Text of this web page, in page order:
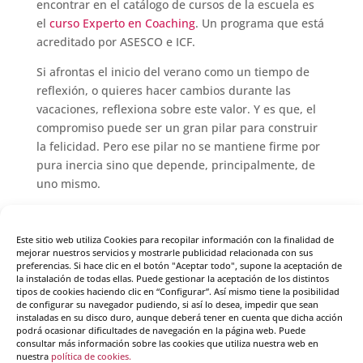
Este sitio web utiliza Cookies para recopilar información con la finalidad de
mejorar nuestros servicios y mostrarle publicidad relacionada con sus
preferencias. Si hace clic en el botón "Aceptar todo", supone la aceptación de
la instalación de todas ellas. Puede gestionar la aceptación de los distintos
tipos de cookies haciendo clic en “Configurar”. Así mismo tiene la posibilidad
de configurar su navegador pudiendo, si así lo desea, impedir que sean
instaladas en su disco duro, aunque deberá tener en cuenta que dicha acción
podrá ocasionar dificultades de navegación en la página web. Puede
consultar más información sobre las cookies que utiliza nuestra web en
nuestra política de cookies.
encontrar en el catálogo de cursos de la escuela es
el curso Experto en Coaching. Un programa que está
acreditado por ASESCO e ICF.
Si afrontas el inicio del verano como un tiempo de
reflexión, o quieres hacer cambios durante las
vacaciones, reflexiona sobre este valor. Y es que, el
compromiso puede ser un gran pilar para construir
la felicidad. Pero ese pilar no se mantiene firme por
pura inercia sino que depende, principalmente, de
uno mismo.
votos, promedio: de 5)
Enviar comentario
Tu dirección de correo electrónico no será publicada.